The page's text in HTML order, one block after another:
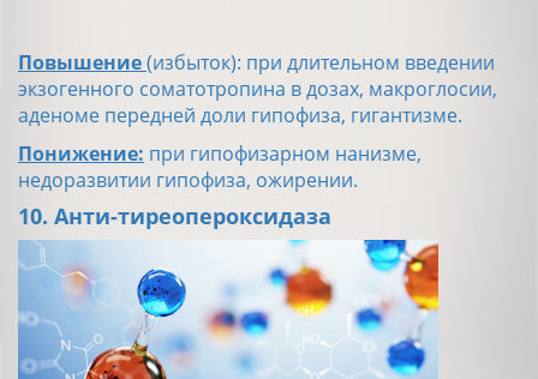
Повышение(избыток): при длительном введении
экзогенного соматотропина в дозах, макроглосии,
аденоме передней доли гипофиза, гигантизме.
Понижение: при гипофизарном нанизме,
недоразвитии гипофиза, ожирении.
10. Анти-тиреопероксидаза